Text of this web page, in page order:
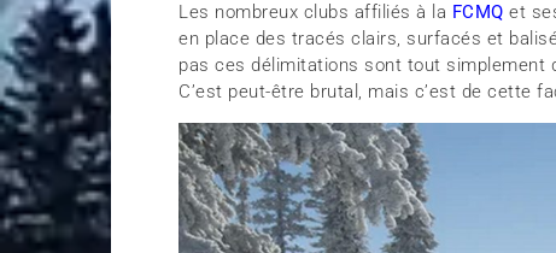
Les nombreux clubs affiliés à la FCMQ et
en place des tracés clairs, surfacés et
pas ces délimitations sont tout
C’est peut-être brutal, mais c’est de cette